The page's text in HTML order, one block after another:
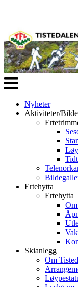
Veksle
navigasjon
Nyheter
Aktiviteter/
Ertehytta
Ertehytta
Skianlegg
Om